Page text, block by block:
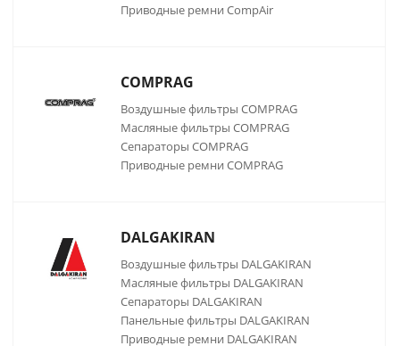
Приводные ремни CompAir
COMPRAG
Воздушные фильтры COMPRAG
Масляные фильтры COMPRAG
Сепараторы COMPRAG
Приводные ремни COMPRAG
DALGAKIRAN
Воздушные фильтры DALGAKIRAN
Масляные фильтры DALGAKIRAN
Сепараторы DALGAKIRAN
Панельные фильтры DALGAKIRAN
Приводные ремни DALGAKIRAN